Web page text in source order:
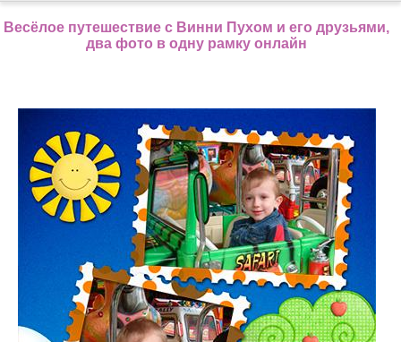
Весёлое путешествие с Винни Пухом и его друзьями,
два фото в одну рамку онлайн